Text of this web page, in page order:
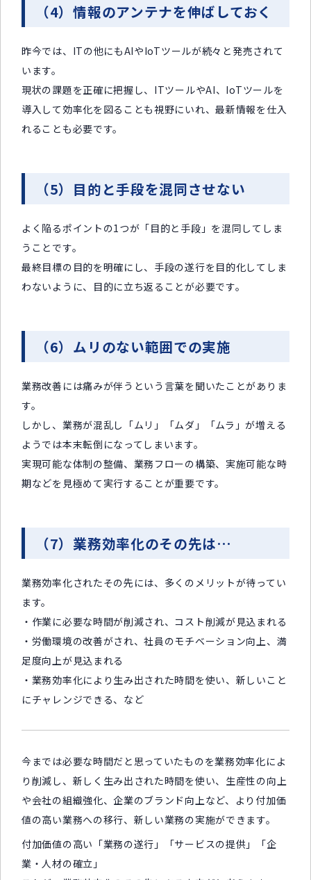
（4）情報のアンテナを伸ばしておく
昨今では、ITの他にもAIやIoTツールが続々と発売されて
います。
現状の課題を正確に把握し、ITツールやAI、IoTツールを
導入して効率化を図ることも視野にいれ、最新情報を仕入
れることも必要です。
（5）目的と手段を混同させない
よく陥るポイントの1つが「目的と手段」を混同してしま
うことです。
最終目標の目的を明確にし、手段の遂行を目的化してしま
わないように、目的に立ち返ることが必要です。
（6）ムリのない範囲での実施
業務改善には痛みが伴うという言葉を聞いたことがありま
す。
しかし、業務が混乱し「ムリ」「ムダ」「ムラ」が増える
ようでは本末転倒になってしまいます。
実現可能な体制の整備、業務フローの構築、実施可能な時
期などを見極めて実行することが重要です。
（7）業務効率化のその先は…
業務効率化されたその先には、多くのメリットが待ってい
ます。
・作業に必要な時間が削減され、コスト削減が見込まれる
・労働環境の改善がされ、社員のモチベーション向上、満
足度向上が見込まれる
・業務効率化により生み出された時間を使い、新しいこと
にチャレンジできる、など
今までは必要な時間だと思っていたものを業務効率化によ
り削減し、新しく生み出された時間を使い、生産性の向上
や会社の組織強化、企業のブランド向上など、より付加価
値の高い業務への移行、新しい業務の実施ができます。
付加価値の高い「業務の遂行」「サービスの提供」「企
業・人材の確立」